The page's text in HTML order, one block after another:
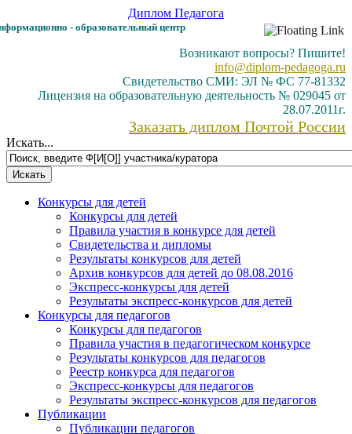
Диплом Педагога
- образовательный центр
Возникают вопросы? Пишите!
info@diplom-pedagoga.ru
Свидетельство СМИ: ЭЛ № ФС 77-81332
Лицензия на образовательную деятельность № 029045 от
28.07.2011г.
Заказать диплом Почтой России
Искать...
Конкурсы для детей
Конкурсы для детей
Правила участия в конкурсе для детей
Свидетельства и дипломы
Результаты конкурсов для детей
Архив конкурсов для детей до 08.08.2016
Экспресс-конкурсы для детей
Результаты экспресс-конкурсов для детей
Конкурсы для педагогов
Конкурсы для педагогов
Правила участия в педагогическом конкурсе
Результаты конкурсов для педагогов
Реестр конкурса для педагогов
Экспресс-конкурсы для педагогов
Результаты экспресс-конкурсов для педагогов
Публикации
Публикации педагогов